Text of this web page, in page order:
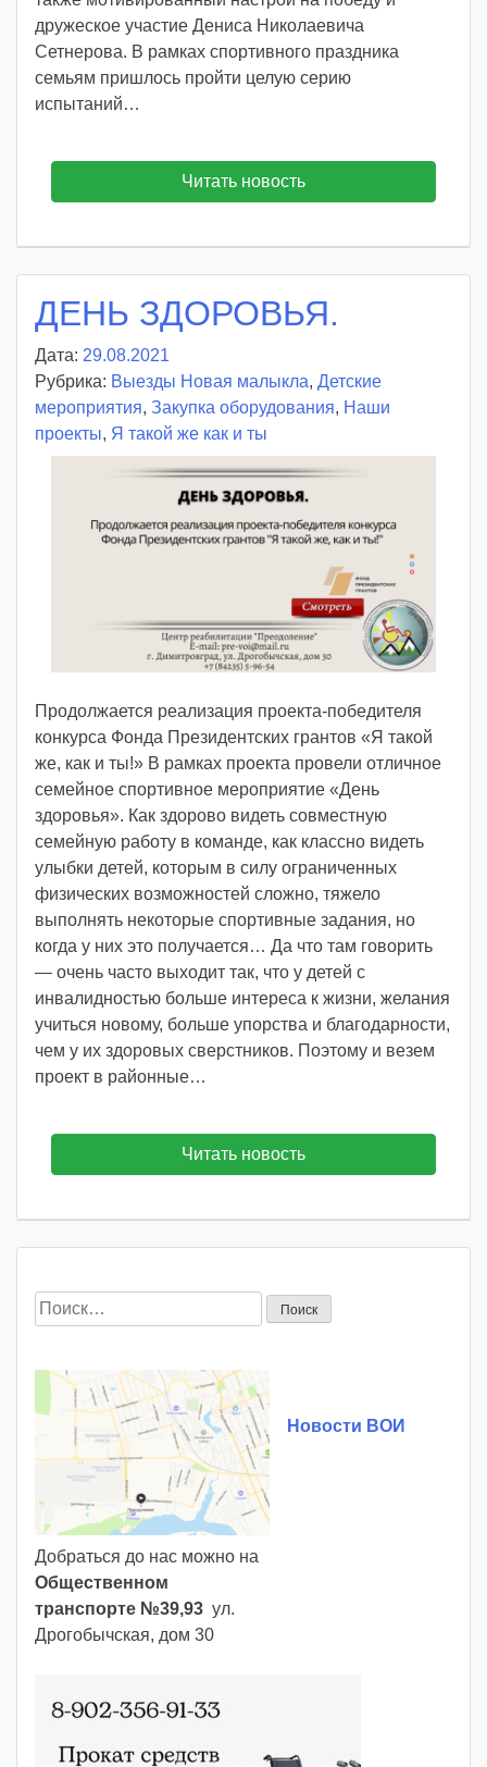
дружеское участие Дениса Николаевича
Сетнерова. В рамках спортивного праздника
семьям пришлось пройти целую серию
испытаний…
Читать новость
ДЕНЬ ЗДОРОВЬЯ.
Дата: 29.08.2021
в
т
о
р
o
m
d
Рубрика: Выезды Новая малыкла, Детские
мероприятия, Закупка оборудования, Наши
проекты, Я такой же как и ты
Продолжается реализация проекта-победителя
конкурса Фонда Президентских грантов «Я такой
же, как и ты!» В рамках проекта провели отличное
семейное спортивное мероприятие «День
здоровья». Как здорово видеть совместную
семейную работу в команде, как классно видеть
улыбки детей, которым в силу ограниченных
физических возможностей сложно, тяжело
выполнять некоторые спортивные задания, но
когда у них это получается… Да что там говорить
— очень часто выходит так, что у детей с
инвалидностью больше интереса к жизни, желания
учиться новому, больше упорства и благодарности,
чем у их здоровых сверстников. Поэтому и везем
проект в районные…
Читать новость
Найти:
Добраться до нас можно на
Общественном
транспорте №39,93 ул.
Дрогобычская, дом 30
Новости ВОИ